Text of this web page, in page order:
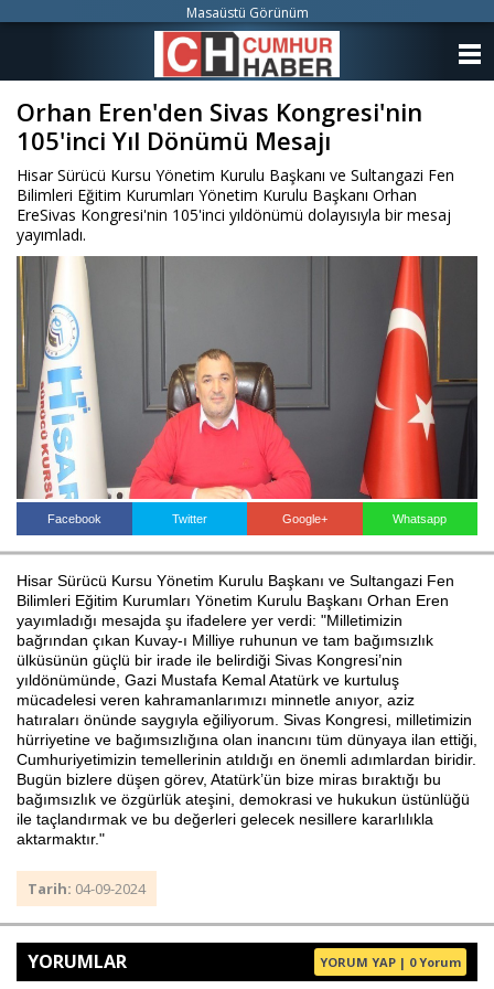
Orhan Eren'den Sivas Kongresi'nin
105'inci Yıl Dönümü Mesajı
Hisar Sürücü Kursu Yönetim Kurulu Başkanı ve Sultangazi Fen
Bilimleri Eğitim Kurumları Yönetim Kurulu Başkanı Orhan
EreSivas Kongresi'nin 105'inci yıldönümü dolayısıyla bir mesaj
yayımladı.
Facebook Twitter Google+ Whatsapp
Hisar Sürücü Kursu Yönetim Kurulu Başkanı ve Sultangazi Fen
Bilimleri Eğitim Kurumları Yönetim Kurulu Başkanı Orhan Eren
yayımladığı mesajda şu ifadelere yer verdi: "Milletimizin
bağrından çıkan Kuvay-ı Milliye ruhunun ve tam bağımsızlık
ülküsünün güçlü bir irade ile belirdiği Sivas Kongresi’nin
yıldönümünde, Gazi Mustafa Kemal Atatürk ve kurtuluş
mücadelesi veren kahramanlarımızı minnetle anıyor, aziz
hatıraları önünde saygıyla eğiliyorum. Sivas Kongresi, milletimizin
hürriyetine ve bağımsızlığına olan inancını tüm dünyaya ilan ettiği,
Cumhuriyetimizin temellerinin atıldığı en önemli adımlardan biridir.
Bugün bizlere düşen görev, Atatürk’ün bize miras bıraktığı bu
bağımsızlık ve özgürlük ateşini, demokrasi ve hukukun üstünlüğü
ile taçlandırmak ve bu değerleri gelecek nesillere kararlılıkla
aktarmaktır."
Tarih: 04-09-2024
YORUMLAR YORUM YAP | 0 Yorum
Masaüstü Görünüm
KATEGORİLER
ANKETLER
FOTO GALERİ
VİDEO GALERİ
İLETİŞİM
Haberin Doğru Adresi.